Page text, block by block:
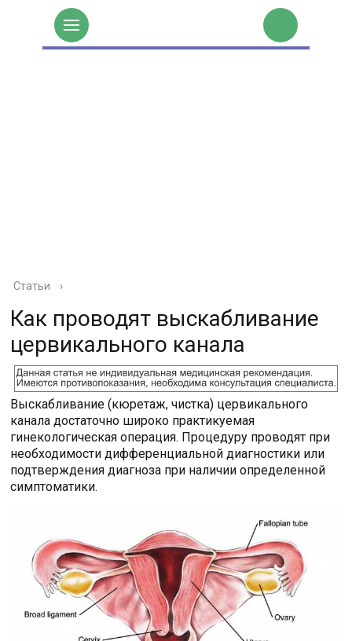
Статьи ›
Как проводят выскабливание
цервикального канала
Выскабливание (кюретаж, чистка) цервикального
канала достаточно широко практикуемая
гинекологическая операция. Процедуру проводят при
необходимости дифференциальной диагностики или
подтверждения диагноза при наличии определенной
симптоматики.